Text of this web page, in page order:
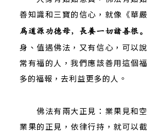
善知識和三寶的信心，就像《華
為道源功德母，長養一切諸善根
身、值遇佛法，又有信心，可以
常有福的人，我們應該善用這個
多的福報，去利益更多的人。
佛法有兩大正見：業果見和空
業果的正見，依律行持，就可以